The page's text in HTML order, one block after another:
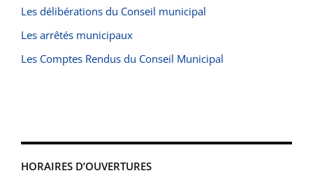
Les délibérations du Conseil municipal
Les arrêtés municipaux
Les Comptes Rendus du Conseil Municipal
HORAIRES D’OUVERTURES